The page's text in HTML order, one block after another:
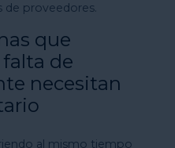
de proveedores.
que
de
necesitan
al mismo tiempo